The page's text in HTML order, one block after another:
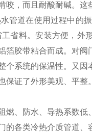
咬，而且耐酸耐碱。这
管道在使用过程中的
省料。安装方便，外
胶带粘合而成。对
系统的保温性。又
证了外形美观、平
、防水、导热系数低
各类冷热介质管道、